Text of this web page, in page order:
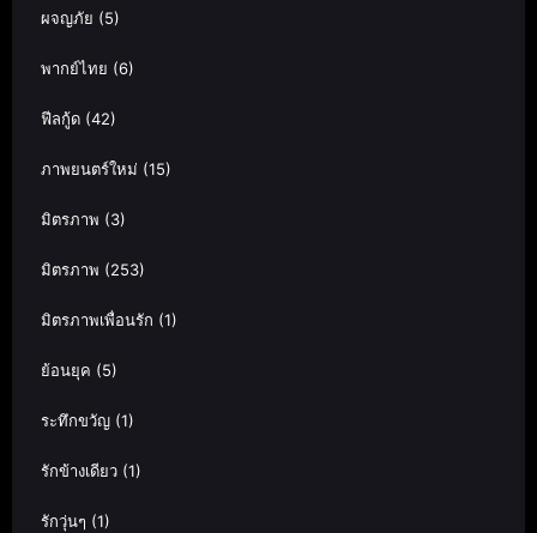
ผจญภัย (5)
พากย์ไทย (6)
ฟีลกู้ด (42)
ภาพยนตร์ใหม่ (15)
มิตรภาพ (3)
มิตรภาพ (253)
มิตรภาพเพื่อนรัก (1)
ย้อนยุค (5)
ระทึกขวัญ (1)
รักข้างเดียว (1)
รักวุ่นๆ (1)